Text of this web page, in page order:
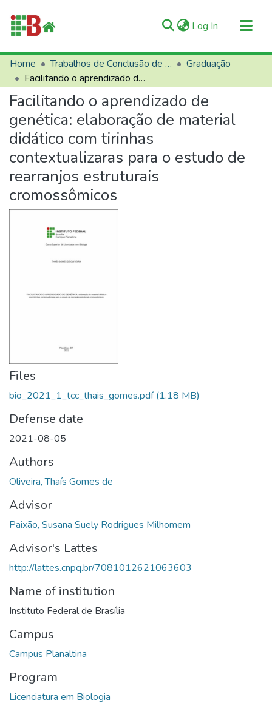
Log In (current)
Communities & Collections
All of RIIFB
Manuals and Terms
Statistics
About RIIFB
Help
Contacts
Home Trabalhos de Conclusão de Curso (TCCs)
Graduação
Facilitando o aprendizado de genética: elaboração de material didático com tirinhas contextualizaras para o estudo de rearranjos estruturais cromossômicos
Facilitando o aprendizado de
genética: elaboração de material
didático com tirinhas
contextualizaras para o estudo de
rearranjos estruturais
cromossômicos
Files
bio_2021_1_tcc_thais_gomes.pdf(1.18 MB)
Defense date
2021-08-05
Authors
Oliveira, Thaís Gomes de
Advisor
Paixão, Susana Suely Rodrigues Milhomem
Advisor's Lattes
http://lattes.cnpq.br/7081012621063603
Name of institution
Instituto Federal de Brasília
Campus
Campus Planaltina
Program
Licenciatura em Biologia